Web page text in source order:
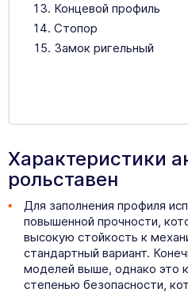
Концевой профиль
Стопор
Замок ригельный
Характеристики
рольставен
Для заполнения профиля
повышенной прочности,
высокую стойкость к
стандартный вариант.
моделей выше, однако это
степенью безопасности,